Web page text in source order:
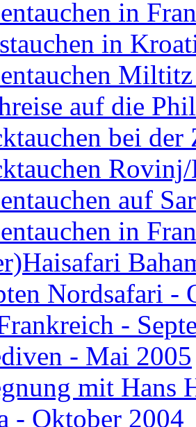
in
in
auf die
bei der
auf
in
Nordsafari -
-
- Mai 2005
mit Hans
- Oktober 2004